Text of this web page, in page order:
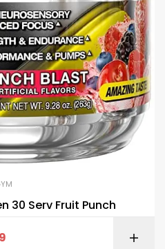
30 Serv Fruit Punch